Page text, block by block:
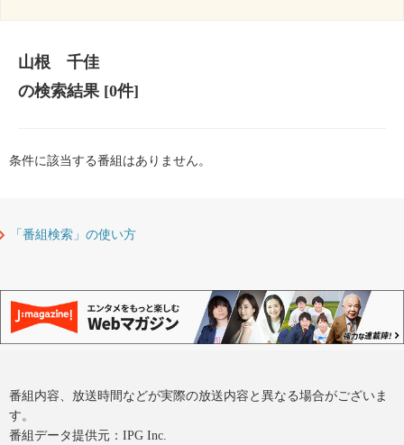
山根 千佳
の検索結果[0件]
条件に該当する番組はありません。
「番組検索」の使い方
番組内容、放送時間などが実際の放送内容と異なる場合がございま
す。
番組データ提供元：IPG Inc.